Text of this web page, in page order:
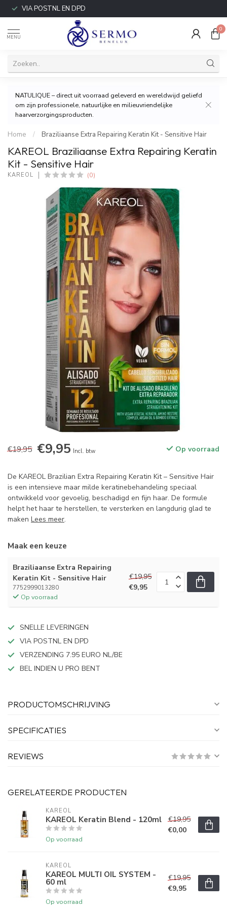
VIA POSTNL EN DPD
MENU
0
NATULIQUE – direct uit voorraad geleverd en wereldwijd geliefd
om zijn professionele, natuurlijke en milieuvriendelijke
haarverzorgingsproducten.
Home / Braziliaanse Extra Repairing Keratin Kit - Sensitive Hair
KAREOL Braziliaanse Extra Repairing Keratin
Kit - Sensitive Hair
KAREOL (0)
€19,95 €9,95 Incl. btw Op voorraad
De KAREOL Brazilian Extra Repairing Keratin Kit – Sensitive Hair
is een intensieve maar milde keratinebehandeling speciaal
ontwikkeld voor gevoelig, beschadigd en fijn haar. De formule
helpt het haar te herstellen, te versterken en langdurig glad te
maken Lees meer.
Maak een keuze
Braziliaanse Extra Repairing
Keratin Kit - Sensitive Hair
7752999013280
Op voorraad
€19,95
€9,95
SNELLE LEVERINGEN
VIA POSTNL EN DPD
VERZENDING 7.95 EURO NL/BE
BEL INDIEN U PRO BENT
PRODUCTOMSCHRIJVING
SPECIFICATIES
REVIEWS
GERELATEERDE PRODUCTEN
KAREOL
KAREOL Keratin Blend - 120ml
Op voorraad
€19,95
€0,00
KAREOL
KAREOL MULTI OIL SYSTEM -
60 ml
Op voorraad
€19,95
€9,95